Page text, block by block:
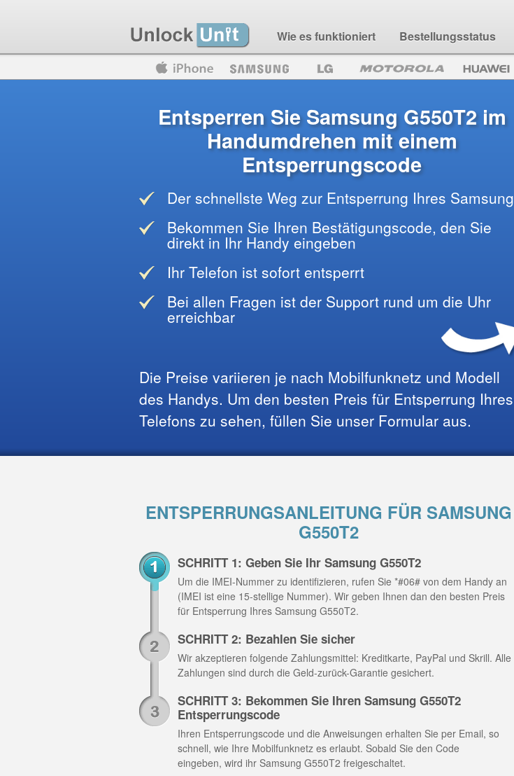
Wie es funktioniert Bestellungsstatus
Blackberry
Entsperren Sie Samsung G550T2 im
Handumdrehen mit einem
Entsperrungscode
Der schnellste Weg zur Entsperrung Ihres Samsung
Bekommen Sie Ihren Bestätigungscode, den Sie
direkt in Ihr Handy eingeben
Ihr Telefon ist sofort entsperrt
Bei allen Fragen ist der Support rund um die Uhr
erreichbar
Die Preise variieren je nach Mobilfunknetz und Modell
des Handys. Um den besten Preis für Entsperrung Ihres
Telefons zu sehen, füllen Sie unser Formular aus.
ENTSPERRUNGSANLEITUNG FÜR SAMSUNG
G550T2
SCHRITT 1: Geben Sie Ihr Samsung G550T2
Um die IMEI-Nummer zu identifizieren, rufen Sie *#06# von dem Handy an
(IMEI ist eine 15-stellige Nummer). Wir geben Ihnen dan den besten Preis
für Entsperrung Ihres Samsung G550T2.
SCHRITT 2: Bezahlen Sie sicher
Wir akzeptieren folgende Zahlungsmittel: Kreditkarte, PayPal und Skrill. Alle
Zahlungen sind durch die Geld-zurück-Garantie gesichert.
SCHRITT 3: Bekommen Sie Ihren Samsung G550T2
Entsperrungscode
Ihren Entsperrungscode und die Anweisungen erhalten Sie per Email, so
schnell, wie Ihre Mobilfunknetz es erlaubt. Sobald Sie den Code
eingeben, wird ihr Samsung G550T2 freigeschaltet.